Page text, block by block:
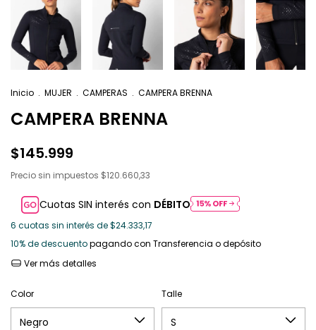
Inicio . MUJER . CAMPERAS . CAMPERA BRENNA
CAMPERA BRENNA
$145.999
Precio sin impuestos $120.660,33
Cuotas SIN interés con DÉBITO
6 cuotas sin interés de$24.333,17
10% de descuentopagando con Transferencia o depósito
Ver más detalles
Color Talle